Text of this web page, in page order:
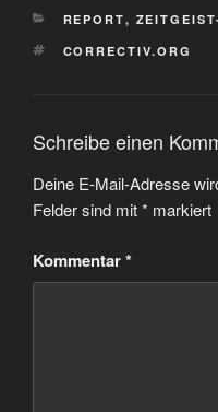
KATEGORIEN
REPORT,
SCHLAGWÖRTER
CORRECTIV.ORG
Schreibe einen
Deine E-Mail-Adresse
Felder sind mit* markiert
Kommentar*